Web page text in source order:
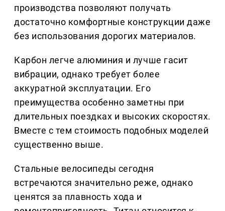
производства позволяют получать
достаточно комфортные конструкции даже
без использования дорогих материалов.
Карбон легче алюминия и лучше гасит
вибрации, однако требует более
аккуратной эксплуатации. Его
преимущества особенно заметны при
длительных поездках и высоких скоростях.
Вместе с тем стоимость подобных моделей
существенно выше.
Стальные велосипеды сегодня
встречаются значительно реже, однако
ценятся за плавность хода и